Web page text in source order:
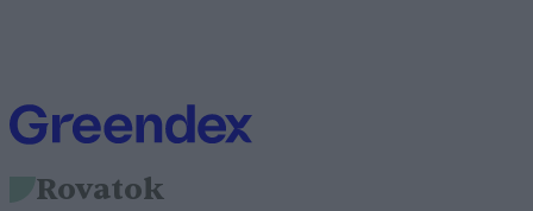
Rovatok